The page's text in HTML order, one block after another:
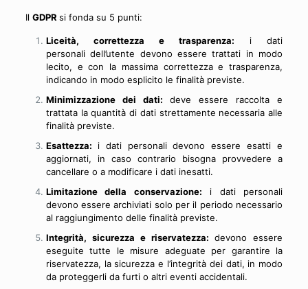
Il GDPR si fonda su 5 punti:
Liceità, correttezza e trasparenza: i dati
personali dell’utente devono essere trattati in modo
lecito, e con la massima correttezza e trasparenza,
indicando in modo esplicito le finalità previste.
Minimizzazione dei dati: deve essere raccolta e
trattata la quantità di dati strettamente necessaria alle
finalità previste.
Esattezza: i dati personali devono essere esatti e
aggiornati, in caso contrario bisogna provvedere a
cancellare o a modificare i dati inesatti.
Limitazione della conservazione: i dati personali
devono essere archiviati solo per il periodo necessario
al raggiungimento delle finalità previste.
Integrità, sicurezza e riservatezza:devono essere
eseguite tutte le misure adeguate per garantire la
riservatezza, la sicurezza e l’integrità dei dati, in modo
da proteggerli da furti o altri eventi accidentali.